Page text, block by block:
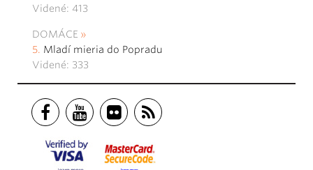
Videné: 413
DOMÁCE
Mladí mieria do Popradu
Videné: 333